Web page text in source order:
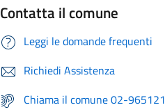
Contatta il comune
Leggi le domande frequenti
Richiedi Assistenza
Chiama il comune 02-965121